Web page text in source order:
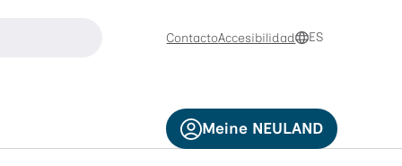
use las teclas de flecha arriba y abajo para navegar y
ContactoAccesibilidad ES
Meine NEULAND